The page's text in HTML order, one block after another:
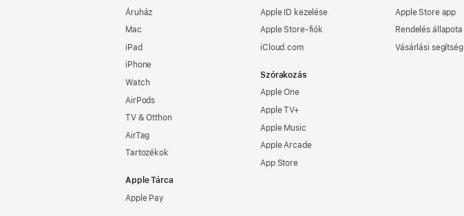
Áruház
Mac
iPad
iPhone
Watch
AirPods
TV & Otthon
AirTag
Tartozékok
Apple Tárca
Apple Pay
Apple ID kezelése
Apple Store-fiók
iCloud.com
Szórakozás
Apple One
Apple TV+
Apple Music
Apple Arcade
App Store
Apple Store app
Rendelés állapota
Vásárlási segítség